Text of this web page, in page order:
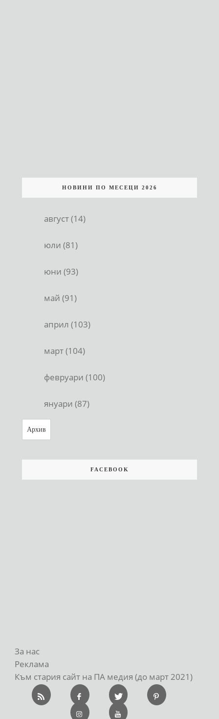
НОВИНИ ПО МЕСЕЦИ 2026
август (14)
юли (81)
юни (93)
май (91)
април (103)
март (104)
февруари (100)
януари (87)
Архив
FACEBOOK
За нас
Реклама
Към стария сайт на ПА медия (до март 2021)